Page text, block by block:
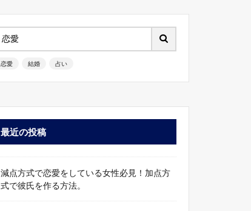
恋愛 結婚 占い
最近の投稿
減点方式で恋愛をしている女性必見！加点方
式で彼氏を作る方法。